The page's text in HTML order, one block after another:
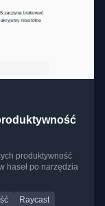
produktywność
haseł po narzędzia
Raycast